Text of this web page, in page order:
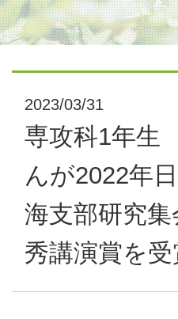
2023/03/31
専攻科1年生
んが2022年
海支部研究
秀講演賞を受